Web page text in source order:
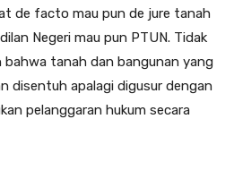
de facto mau pun de jure tanah
Negeri mau pun PTUN. Tidak
bahwa tanah dan bangunan yang
disentuh apalagi digusur dengan
pelanggaran hukum secara